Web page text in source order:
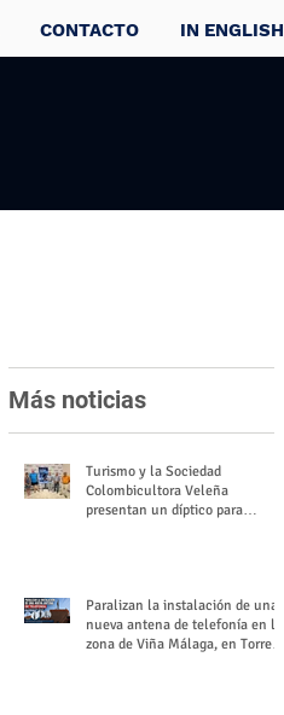
CONTACTO IN ENGLISH
Más noticias
Turismo y la Sociedad
Colombicultora Veleña
presentan un díptico para
Paralizan la instalación de una
nueva antena de telefonía en la
zona de Viña Málaga, en Torre